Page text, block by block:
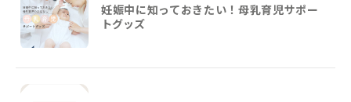
妊娠中に知っておきたい！母乳育児サポー
トグッズ